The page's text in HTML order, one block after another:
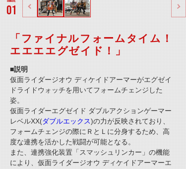
01
「ファイナルフォームタイム！
エエエエグゼイド！」
■説明
仮面ライダージオウ ディケイドアーマーがエグゼイ
ドライドウォッチを用いてフォームチェンジした
姿。
仮面ライダーエグゼイド ダブルアクションゲーマー
レベルXX(ダブルエックス)の力が反映されており、
フォームチェンジの際にＲとＬに分身するため、高
度な連携を活かした戦闘が可能となる。
また、連携強化装置「スマッシュリンカー」の機能
により、仮面ライダージオウ ディケイドアーマーエ